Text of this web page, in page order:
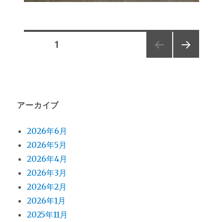
ー
ジ
送
り
1
アーカイブ
2026年6月
2026年5月
2026年4月
2026年3月
2026年2月
2026年1月
2025年11月